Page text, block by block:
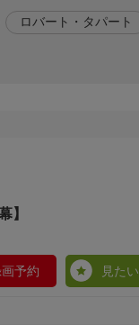
ロバート・タパート
】
予約 見たい